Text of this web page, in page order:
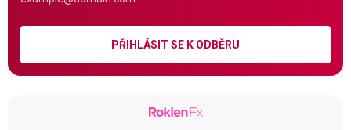
PŘIHLÁSIT SE K ODBĚRU